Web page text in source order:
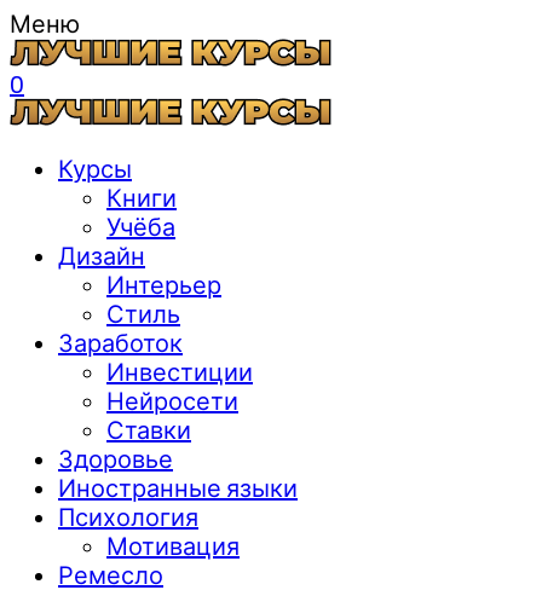
Меню
0
Курсы
Книги
Учёба
Дизайн
Интерьер
Стиль
Заработок
Инвестиции
Нейросети
Ставки
Здоровье
Иностранные языки
Психология
Мотивация
Ремесло